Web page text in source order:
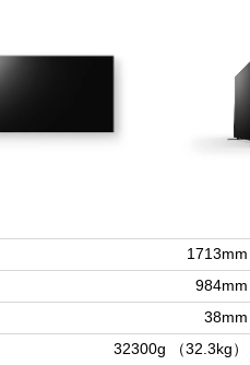
1713mm
984mm
38mm
32300g （32.3kg）